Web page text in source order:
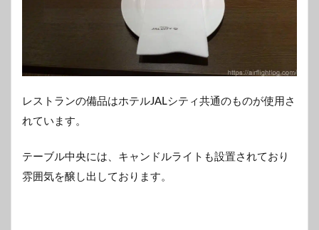
レストランの備品はホテルJALシティ共通のものが使用さ
れています。
テーブル中央には、キャンドルライトも設置されており
雰囲気を醸し出しております。